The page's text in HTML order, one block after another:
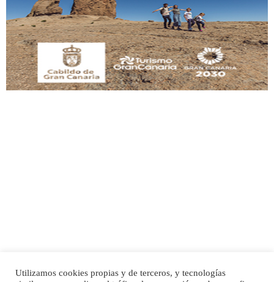
Este gato macho ha aparecido en la calle hace menos de un mes, es muy
manso y extremadamente cari...
Leales.org » Gran Canaria | 9.7.2025
SHIBA PERDIDO AVDA JOSE MESA Y LOPEZ
Utilizamos cookies propias y de terceros, y tecnologías